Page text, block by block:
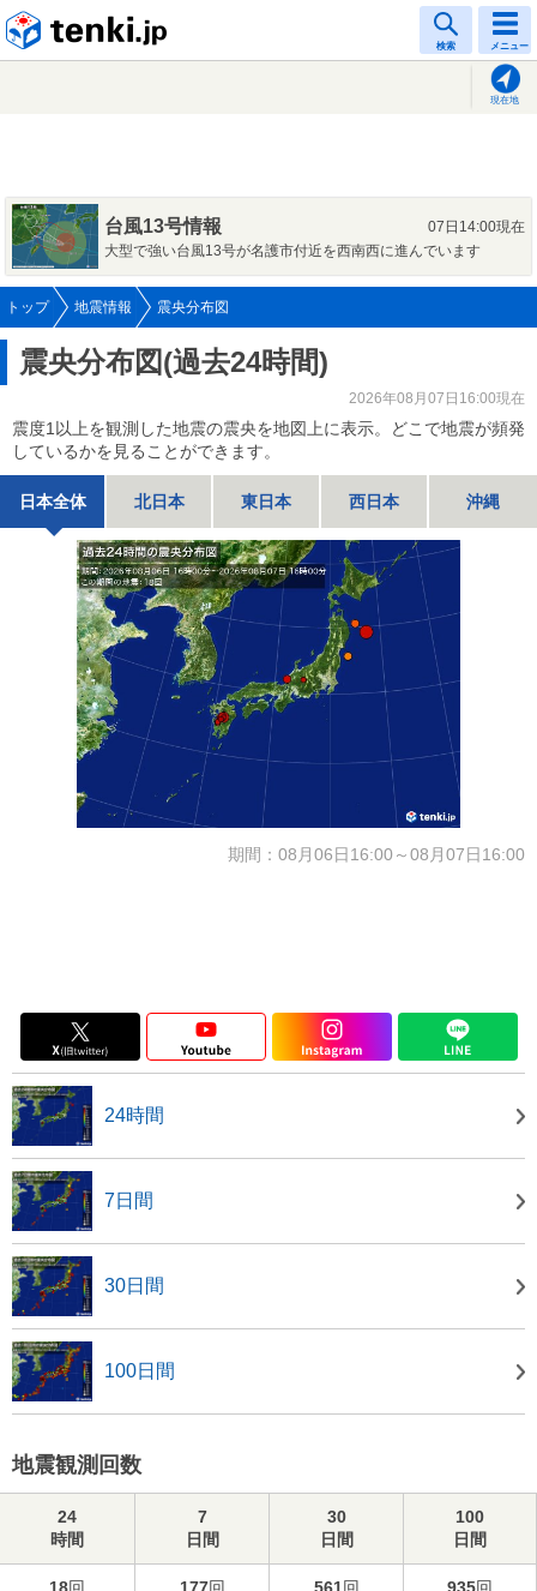
検索 メニュー
現在地
台風13号情報
07日14:00現在
大型で強い台風13号が名護市付近を西南西に進んでいます
トップ 地震情報 震央分布図
震央分布図(過去24時間)
2026年08月07日16:00現在
震度1以上を観測した地震の震央を地図上に表示。どこで地震が頻発
しているかを見ることができます。
日本全体 北日本 東日本 西日本 沖縄
期間：08月06日16:00～08月07日16:00
24時間
7日間
30日間
100日間
地震観測回数
24
時間
7
日間
30
日間
100
日間